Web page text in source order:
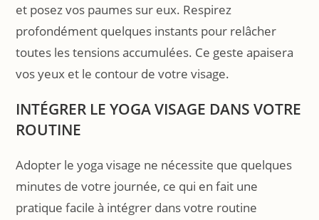
et posez vos paumes sur eux. Respirez
profondément quelques instants pour relâcher
toutes les tensions accumulées. Ce geste apaisera
vos yeux et le contour de votre visage.
INTÉGRER LE YOGA VISAGE DANS VOTRE
ROUTINE
Adopter le yoga visage ne nécessite que quelques
minutes de votre journée, ce qui en fait une
pratique facile à intégrer dans votre routine